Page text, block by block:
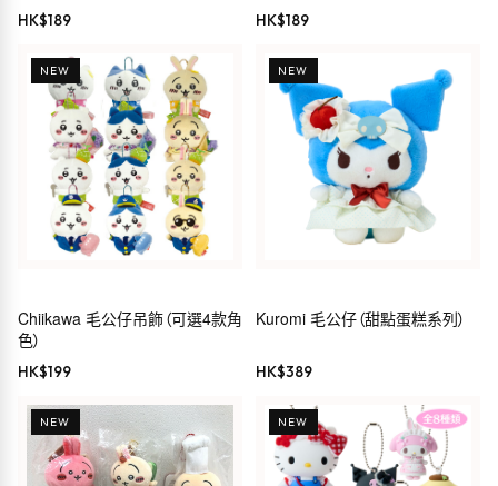
HK$189 HK$189
NEW
Chiikawa 毛公仔吊飾（可選4款角
色）
HK$199
NEW
Kuromi 毛公仔（甜點蛋糕系列）
HK$389
NEW NEW